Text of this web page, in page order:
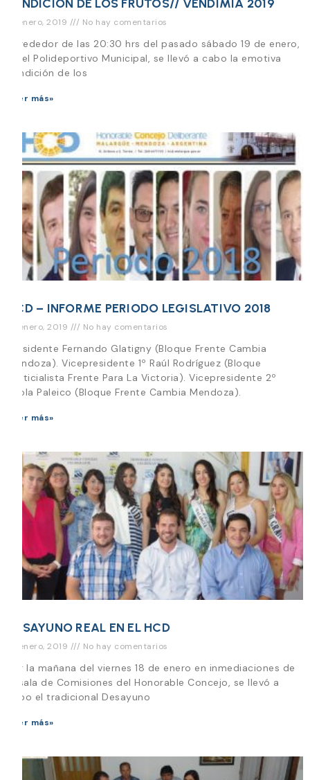
BENDICIÓN DE LOS FRUTOS// VENDIMIA 2019
21 enero, 2019 No hay comentarios
Al rededor de las 20:30 hrs del pasado sábado 19 de enero,
en el Polideportivo Municipal, se llevó a cabo la emotiva
Bendición de los
Leer más»
HCD – INFORME PERIODO LEGISLATIVO 2018
18 enero, 2019 No hay comentarios
Presidente Fernando Glatigny (Bloque Frente Cambia
Mendoza). Vicepresidente 1º Raúl Rodríguez (Bloque
Justicialista Frente Para La Victoria). Vicepresidente 2º
Paola Paleico (Bloque Frente Cambia Mendoza).
Leer más»
DESAYUNO REAL EN EL HCD
18 enero, 2019 No hay comentarios
Por la mañana del viernes 18 de enero en inmediaciones de
la sala de Comisiones del Honorable Concejo, se llevó a
cabo el tradicional Desayuno
Leer más»